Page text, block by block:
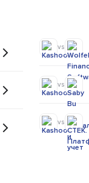
vs
vs
vs